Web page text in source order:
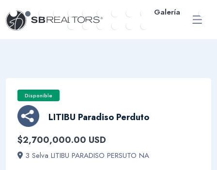
Galería
Disponible
LITIBU Paradiso Perduto
$2,700,000.00 USD
3 Selva LITIBU PARADISO PERSUTO NA